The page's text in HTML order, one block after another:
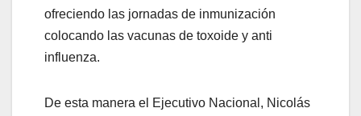
ofreciendo las jornadas de inmunización
colocando las vacunas de toxoide y anti
influenza.
De esta manera el Ejecutivo Nacional, Nicolás